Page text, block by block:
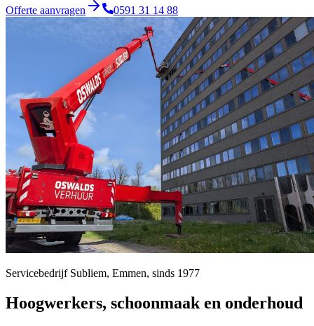
Offerte aanvragen 0591 31 14 88
Servicebedrijf Subliem, Emmen, sinds 1977
Hoogwerkers, schoonmaak en onderhoud